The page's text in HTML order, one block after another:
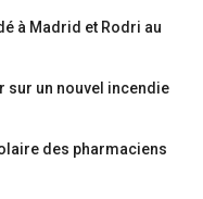
à Madrid et Rodri au
sur un nouvel incendie
des pharmaciens